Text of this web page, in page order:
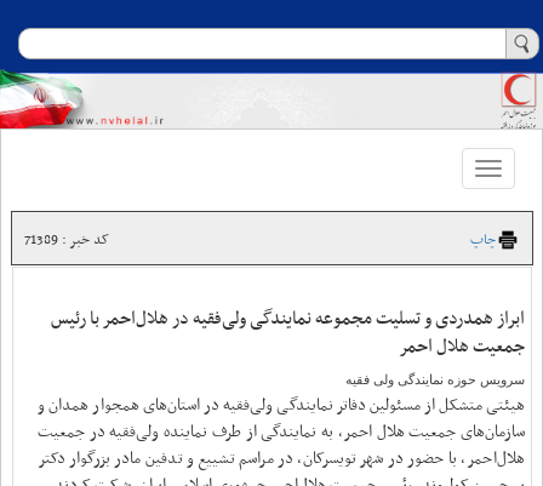
Toggle
navigation
چاپ کد خبر : 71389
ابراز همدردی و تسلیت مجموعه نمایندگی ولی‌فقیه در هلال‌احمر با رئیس
جمعیت هلال احمر
سرویس حوزه نمایندگی ولی فقیه
هیئتی متشکل از مسئولین دفاتر نمایندگی ولی‌فقیه در استان‌های همجوار همدان و
سازمان‌های جمعیت هلال احمر، به نمایندگی از طرف نماینده ولی‌فقیه در جمعیت
هلال‌احمر، با حضور در شهر تویسرکان، در مراسم تشییع و تدفین مادر بزرگوار دکتر